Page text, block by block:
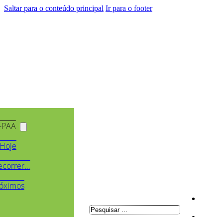
Saltar para o conteúdo principal Ir para o footer
Pesquisar